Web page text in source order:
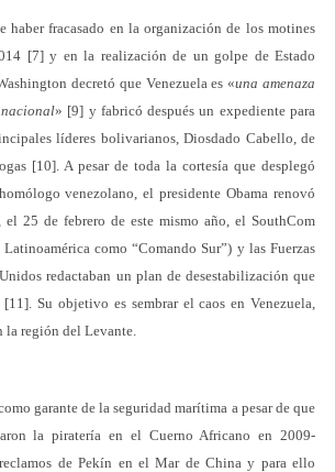
haber fracasado en la organización de los motines
[7] y en la realización de un golpe de Estado
decretó que Venezuela es «una amenaza
» [9] y fabricó después un expediente para
líderes bolivarianos, Diosdado Cabello, de
[10]. A pesar de toda la cortesía que desplegó
venezolano, el presidente Obama renovó
el 25 de febrero de este mismo año, el SouthCom
como “Comando Sur”) y las Fuerzas
redactaban un plan de desestabilización que
Su objetivo es sembrar el caos en Venezuela,
la región del Levante.
garante de la seguridad marítima a pesar de que
la piratería en el Cuerno Africano en 2009-
de Pekín en el Mar de China y para ello